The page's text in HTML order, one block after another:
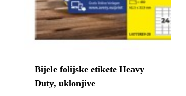
Bijele folijske etikete Heavy
Duty, uklonjive